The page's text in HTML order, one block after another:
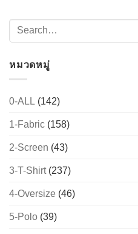
หมวดหมู่
0-ALL (142)
1-Fabric (158)
2-Screen (43)
3-T-Shirt(237)
4-Oversize (46)
5-Polo (39)